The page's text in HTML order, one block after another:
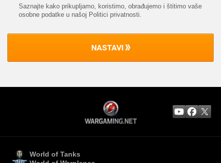
Saznajte kako prikupljamo, koristimo, obrađujemo i štitimo vaše
osobne podatke u našoj Politici privatnosti.
NASTAVI
World of Tanks